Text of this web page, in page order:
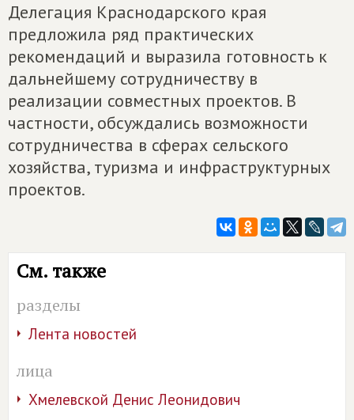
Делегация Краснодарского края
предложила ряд практических
рекомендаций и выразила готовность к
дальнейшему сотрудничеству в
реализации совместных проектов. В
частности, обсуждались возможности
сотрудничества в сферах сельского
хозяйства, туризма и инфраструктурных
проектов.
См. также
разделы
Лента новостей
лица
Хмелевской Денис Леонидович